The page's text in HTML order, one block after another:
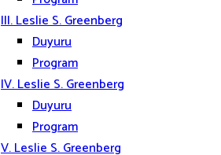
III. Leslie S. Greenberg
Duyuru
Program
IV. Leslie S. Greenberg
Duyuru
Program
V. Leslie S. Greenberg